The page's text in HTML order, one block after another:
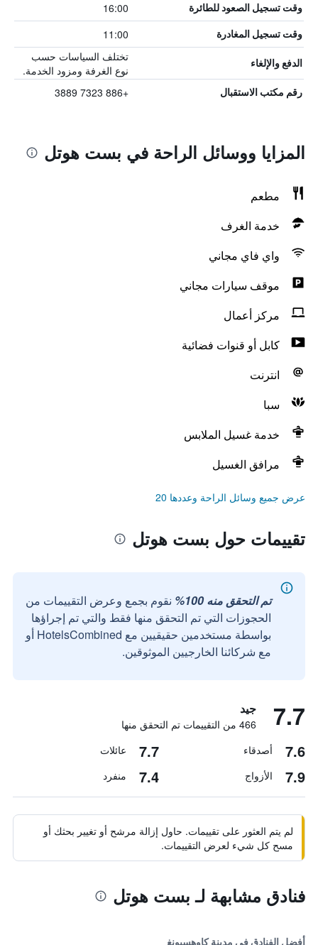
وقت تسجيل الصعود للطائرة 16:00
وقت تسجيل المغادرة 11:00
الدفع والإلغاء
تختلف السياسات حسب
نوع الغرفة ومزود الخدمة.
رقم مكتب الاستقبال +886 7323 3889
المزايا ووسائل الراحة في بست هوتل
مطعم
خدمة الغرف
واي فاي مجاني
موقف سيارات مجاني
مركز أعمال
كابل أو قنوات فضائية
انترنت
سبا
خدمة غسيل الملابس
مرافق الغسيل
عرض جميع وسائل الراحة وعددها 20
تقييمات حول بست هوتل
تم التحقق منه 100%
نقوم بجمع وعرض التقييمات من
الحجوزات التي تم التحقق منها فقط والتي تم إجراؤها
بواسطة مستخدمين حقيقيين مع HotelsCombined أو
مع شركائنا الخارجيين الموثوقين.
7.7 جيد
466 من التقييمات تم التحقق منها
7.6 أصدقاء 7.7 عائلات
7.9 الأزواج 7.4 منفرد
لم يتم العثور على تقييمات. حاول إزالة مرشح أو تغيير بحثك أو
مسح كل شيء لعرض التقييمات.
فنادق مشابهة لـ بست هوتل
أفضل الفنادق في مدينة كاوهسيونغ